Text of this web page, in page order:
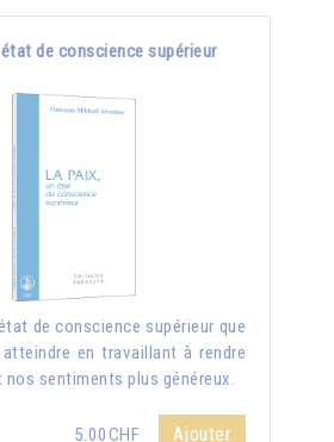
état de conscience supérieur
de conscience supérieur que
en travaillant à rendre
nos sentiments plus généreux.
5.00CHF Ajouter